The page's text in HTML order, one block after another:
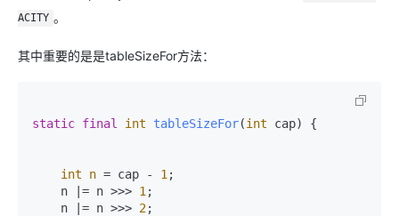
ACITY 。
其中重要的是是tableSizeFor方法：
static final int tableSizeFor(int cap) {
int n = cap - 1 ;
    n |= n >>>
1 ;
    n |= n >>>
2;